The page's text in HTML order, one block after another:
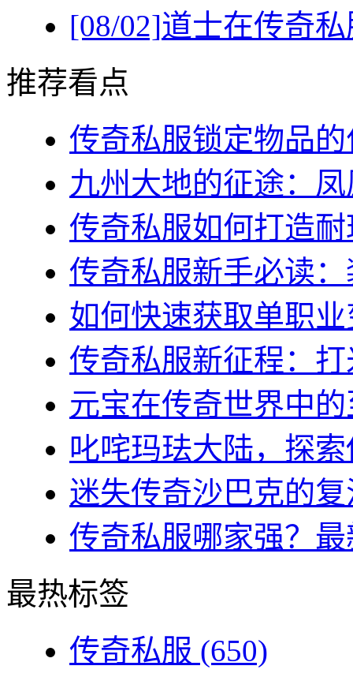
[08/02]道士在传奇
推荐看点
传奇私服锁定物品
九州大地的征途：
传奇私服如何打造
传奇私服新手必读
如何快速获取单职
传奇私服新征程：
元宝在传奇世界中
叱咤玛珐大陆，探
迷失传奇沙巴克的
传奇私服哪家强？
最热标签
传奇私服 (650)